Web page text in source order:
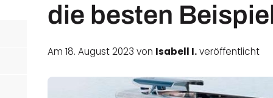
die besten
Am 18. August 2023 von Isabell I.veröffentlicht